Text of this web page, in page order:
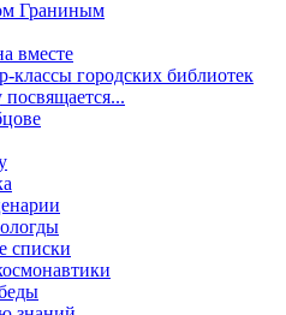
Граниным
вместе
классы городских библиотек
списки